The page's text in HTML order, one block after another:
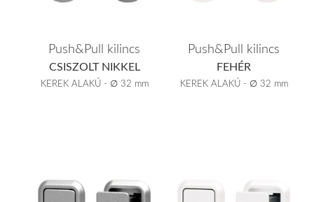
Push&Pull kilincs
CSISZOLT NIKKEL
KEREK ALAKÚ - ∅ 32 mm
Push&Pull kilincs
FEHÉR
KEREK ALAKÚ - ∅ 32 mm